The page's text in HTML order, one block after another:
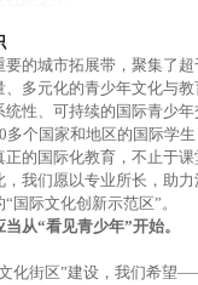
的城市拓展带，聚集了
多元化的青少年文化与
性、可持续的国际青少年
多个国家和地区的国际学
的国际化教育，不止于
，我们愿以专业所长，助
国际文化创新示范区”。
从“看见青少年”开始。
化街区”建设，我们希望